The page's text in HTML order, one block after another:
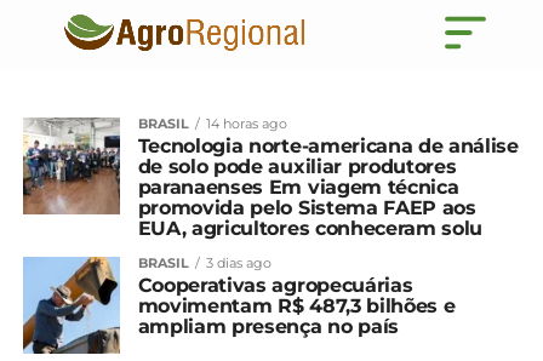
BRASIL 14 horas ago
Tecnologia norte-americana de análise
de solo pode auxiliar produtores
paranaenses Em viagem técnica
promovida pelo Sistema FAEP aos
EUA, agricultores conheceram solu
BRASIL 3 dias ago
Cooperativas agropecuárias
movimentam R$ 487,3 bilhões e
ampliam presença no país